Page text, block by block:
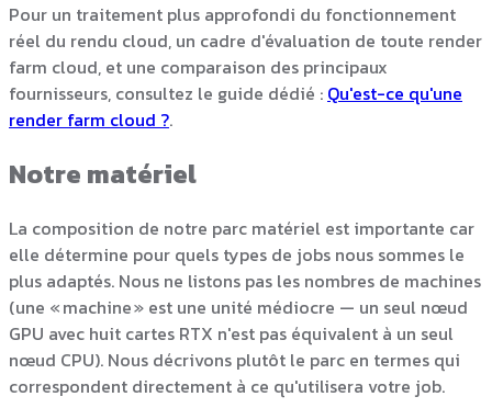
Pour un traitement plus approfondi du fonctionnement
réel du rendu cloud, un cadre d'évaluation de toute render
farm cloud, et une comparaison des principaux
fournisseurs, consultez le guide dédié : Qu'est-ce qu'une
render farm cloud ?.
Notre matériel
La composition de notre parc matériel est importante car
elle détermine pour quels types de jobs nous sommes le
plus adaptés. Nous ne listons pas les nombres de machines
(une « machine » est une unité médiocre — un seul nœud
GPU avec huit cartes RTX n'est pas équivalent à un seul
nœud CPU). Nous décrivons plutôt le parc en termes qui
correspondent directement à ce qu'utilisera votre job.